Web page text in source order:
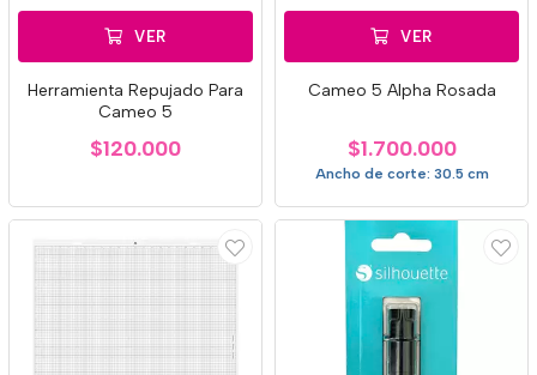
VER
Herramienta Repujado Para
Cameo 5
$120.000
VER
Cameo 5 Alpha Rosada
$1.700.000
Ancho de corte: 30.5 cm